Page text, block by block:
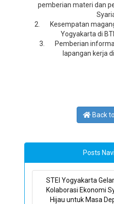
pemberian materi dan
2. Kesempatan magang
Yogyakarta di
3. Pemberian
lapangan kerja
Back
Posts
STEI Yogyakarta
Kolaborasi Ekonomi
Hijau untuk Masa